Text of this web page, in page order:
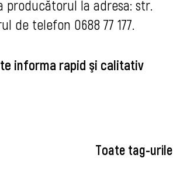
la adresa: str.
de telefon 0688 77 177.
informa rapid şi calitativ
Toate tag-urile